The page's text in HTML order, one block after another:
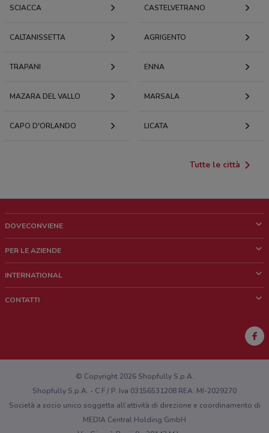
SCIACCA CASTELVETRANO
CALTANISSETTA AGRIGENTO
TRAPANI ENNA
MAZARA DEL VALLO MARSALA
CAPO D'ORLANDO LICATA
Tutte le città
DOVECONVIENE
Chi siamo
Lavora con noi
PER LE AZIENDE
Richieste commerciali e marketing
INTERNATIONAL
CONTATTI
Hai un malfunzionamento sul web o sull'app?
© Copyright 2026 Shopfully S.p.A.
Shopfully S.p.A. - C.F / P. Iva 03156531208 REA: MI-2029270
Società a socio unico soggetta all’attività di direzione e coordinamento di
MEDIA Central Holding GmbH